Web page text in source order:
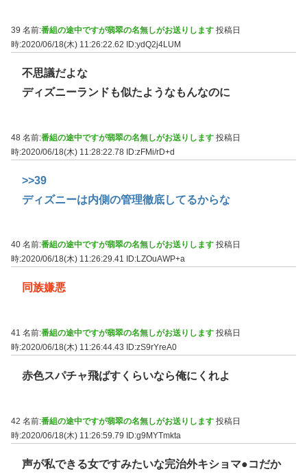
39 名前:番組の途中ですが翡翠の名無しがお送りします 投稿日
時:2020/06/18(木) 11:26:22.62
ID:ydQ2j4LUM
不思議だよな
ディズニーランドも似たようなもんなのに
48 名前:番組の途中ですが翡翠の名無しがお送りします 投稿日
時:2020/06/18(木) 11:28:22.78 ID:zFMi/rD+d
>>39
ディズニーは内側の管理徹底してるからな
40 名前:番組の途中ですが翡翠の名無しがお送りします 投稿日
時:2020/06/18(木) 11:26:29.41
ID:LZOuAWP+a
同族嫌悪
41 名前:番組の途中ですが翡翠の名無しがお送りします 投稿日
時:2020/06/18(木) 11:26:44.43
ID:zS9rYreA0
赤色スパチャ飛ばすくらいなら俺にくれよ
42 名前:番組の途中ですが翡翠の名無しがお送りします 投稿日
時:2020/06/18(木) 11:26:59.79 ID:g9MYTmkta
声が私できる女ですみたいな完治外キショマ●コだか